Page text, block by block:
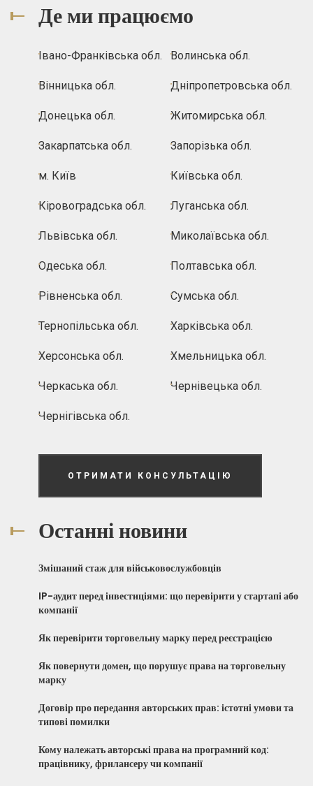
Де ми працюємо
Івано-Франківська обл. Волинська обл.
Вінницька обл. Дніпропетровська обл.
Донецька обл. Житомирська обл.
Закарпатська обл. Запорізька обл.
м. Київ Київська обл.
Кіровоградська обл. Луганська обл.
Львівська обл. Миколаївська обл.
Одеська обл. Полтавська обл.
Рівненська обл. Сумська обл.
Тернопільська обл. Харківська обл.
Херсонська обл. Хмельницька обл.
Черкаська обл. Чернівецька обл.
Чернігівська обл.
ОТРИМАТИ КОНСУЛЬТАЦІЮ
Останні новини
Змішаний стаж для військовослужбовців
IP-аудит перед інвестиціями: що перевірити у стартапі або
компанії
Як перевірити торговельну марку перед реєстрацією
Як повернути домен, що порушує права на торговельну
марку
Договір про передання авторських прав: істотні умови та
типові помилки
Кому належать авторські права на програмний код:
працівнику, фрилансеру чи компанії